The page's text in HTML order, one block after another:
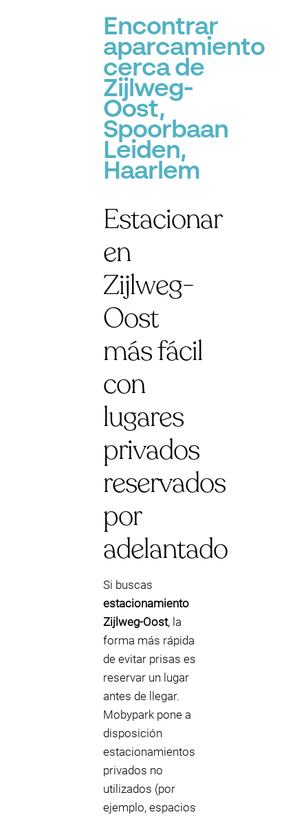
Encontrar
aparcamiento
cerca de
Zijlweg-
Oost,
Spoorbaan
Leiden,
Haarlem
Estacionar
en
Zijlweg-
Oost
más fácil
con
lugares
privados
reservados
por
adelantado
Si buscas
estacionamiento
Zijlweg-Oost, la
forma más rápida
de evitar prisas es
reservar un lugar
antes de llegar.
Mobypark pone a
disposición
estacionamientos
privados no
utilizados (por
ejemplo, espacios